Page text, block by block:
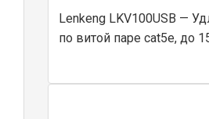
Lenkeng LKV100USB —
по витой паре cat5e, до